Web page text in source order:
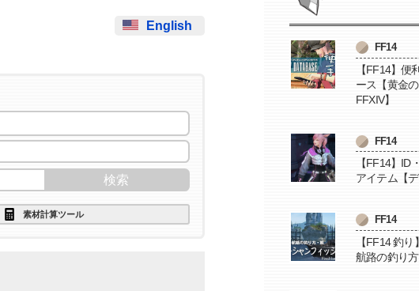
English
素材計算ツール
FF14
【FF14】便
ース【黄金
FFXIV】
FF14
【FF14】ID
アイテム【デ
FF14
【FF14 釣
航路の釣り